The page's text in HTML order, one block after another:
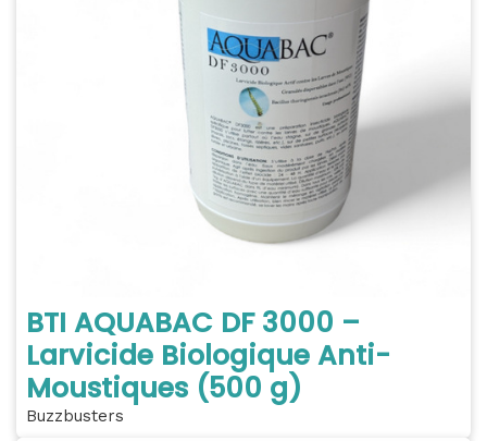
BTI AQUABAC DF 3000 –
Larvicide Biologique Anti-
Moustiques (500 g)
Buzzbusters